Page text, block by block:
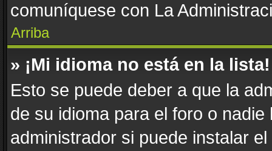
comuníquese con La
Arriba
» ¡Mi idioma no está en la lista!
Esto se puede deber a que la
de su idioma para el foro o
administrador si puede instalar